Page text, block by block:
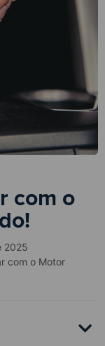
com o
2025
com o Motor